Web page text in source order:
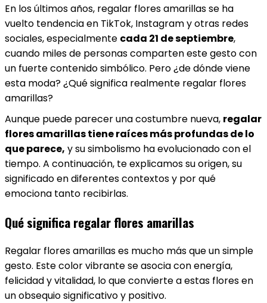
En los últimos años, regalar flores amarillas se ha
vuelto tendencia en TikTok, Instagram y otras redes
sociales, especialmente cada 21 de septiembre,
cuando miles de personas comparten este gesto con
un fuerte contenido simbólico. Pero ¿de dónde viene
esta moda? ¿Qué significa realmente regalar flores
amarillas?
Aunque puede parecer una costumbre nueva, regalar
flores amarillas tiene raíces más profundas de lo
que parece, y su simbolismo ha evolucionado con el
tiempo. A continuación, te explicamos su origen, su
significado en diferentes contextos y por qué
emociona tanto recibirlas.
Qué significa regalar flores amarillas
Regalar flores amarillas es mucho más que un simple
gesto. Este color vibrante se asocia con energía,
felicidad y vitalidad, lo que convierte a estas flores en
un obsequio significativo y positivo.